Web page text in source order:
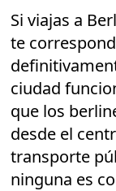
Si viajas a
te
ciudad
que los
desde el
transporte
ninguna es